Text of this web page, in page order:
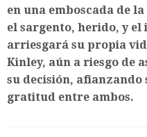
en una emboscada de
el sargento, herido, y
arriesgará su propia
Kinley, aún a riesgo de
su decisión,
gratitud entre ambos.